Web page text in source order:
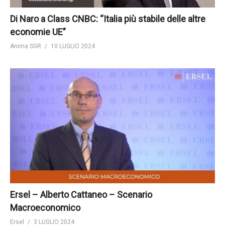
Di Naro a Class CNBC: “Italia più stabile delle altre
economie UE”
Anima SGR 10 LUGLIO 2024
Ersel – Alberto Cattaneo – Scenario
Macroeconomico
Ersel 3 LUGLIO 2024